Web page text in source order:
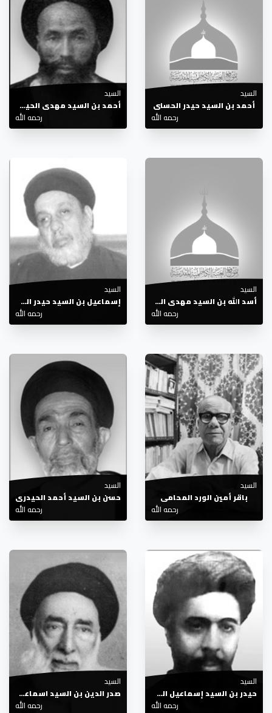
السيد
أحمد بن السيد حيدر الحسني
رحمه الله
السيد
أحمد بن السيد مهدي الحيدري
رحمه الله
السيد
أسد الله بن السيد مهدي الحيدري
رحمه الله
السيد
إسماعيل بن السيد حيدر الصدر
رحمه الله
السيد
باقر أمين الورد المحامي
رحمه الله
السيد
حسن بن السيد أحمد الحيدري
رحمه الله
السيد
حيدر بن السيد إسماعيل الصدر الكاظمي
رحمه الله
السيد
صدر الدين بن السيد اسماعيل الصدر
رحمه الله